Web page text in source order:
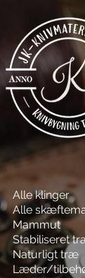
Alle klinger
Alle
Mammut
Stabiliseret
Naturligt træ
Læder/